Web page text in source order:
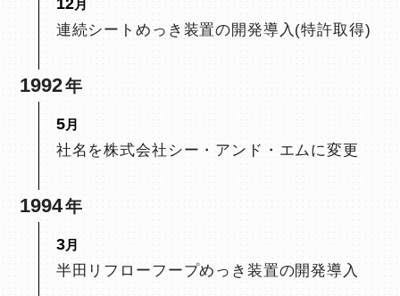
12
連続シートめっき装置の開発導入(特許取得)
1992
5
社名を株式会社シー・アンド・エムに変更
1994
3
半田リフローフープめっき装置の開発導入